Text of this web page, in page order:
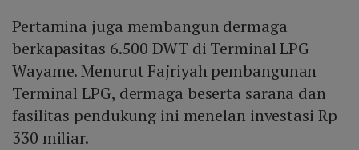
Pertamina juga membangun dermaga
berkapasitas 6.500 DWT di Terminal LPG
Wayame. Menurut Fajriyah pembangunan
Terminal LPG, dermaga beserta sarana dan
fasilitas pendukung ini menelan investasi Rp
330 miliar.